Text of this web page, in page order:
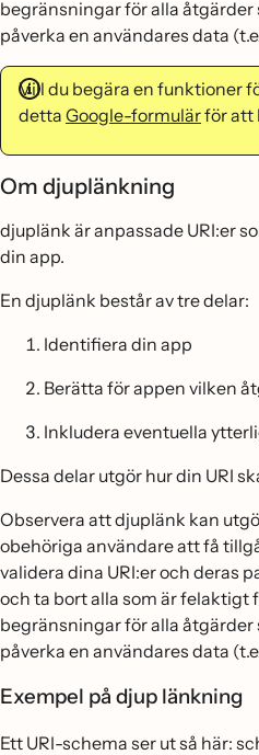
begränsningar för alla
påverka en användares data
Vill du begära en funktioner
detta Google-formulärför att
Om djuplänkning
djuplänk är anpassade URI:er
din app.
En djuplänk består av tre delar:
Identifiera din app
Berätta för appen vilken
Inkludera eventuella
Dessa delar utgör hur din URI
Observera att djuplänk kan
obehöriga användare att få
validera dina URI:er och deras
och ta bort alla som är felaktigt
begränsningar för alla
påverka en användares data
Exempel på djup länkning
Ett URI-schema ser ut så här: